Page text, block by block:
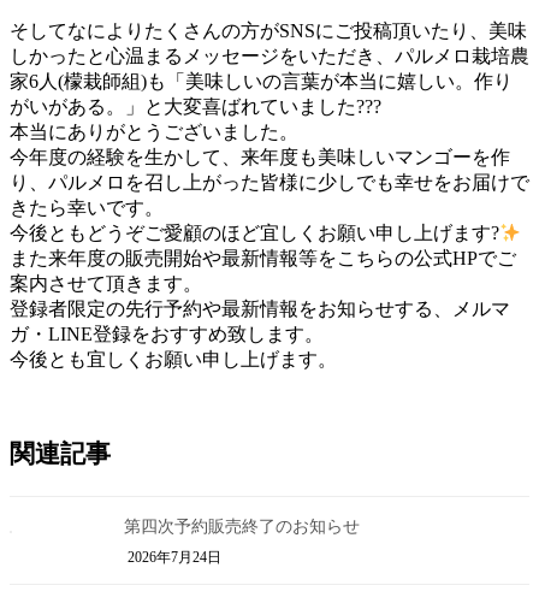
そしてなによりたくさんの方がSNSにご投稿頂いたり、美味
しかったと心温まるメッセージをいただき、パルメロ栽培農
家6人(檬栽師組)も「美味しいの言葉が本当に嬉しい。作り
がいがある。」と大変喜ばれていました?‍??
本当にありがとうございました。
今年度の経験を生かして、来年度も美味しいマンゴーを作
り、パルメロを召し上がった皆様に少しでも幸せをお届けで
きたら幸いです。
今後ともどうぞご愛顧のほど宜しくお願い申し上げます?
また来年度の販売開始や最新情報等をこちらの公式HPでご
案内させて頂きます。
登録者限定の先行予約や最新情報をお知らせする、メルマ
ガ・LINE登録をおすすめ致します。
今後とも宜しくお願い申し上げます。
関連記事
第四次予約販売終了のお知らせ
2026年7月24日